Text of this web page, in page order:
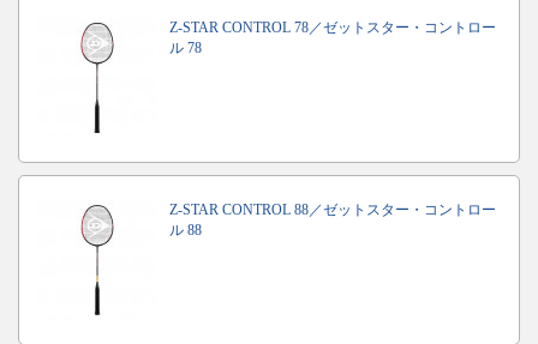
Z-STAR CONTROL 78／ゼットスター・コントロー
ル 78
Z-STAR CONTROL 88／ゼットスター・コントロー
ル 88